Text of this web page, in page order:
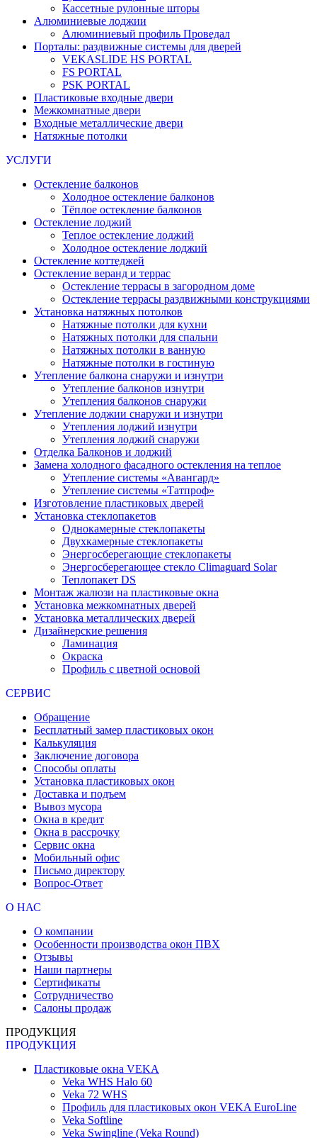
Кассетные рулонные шторы
Алюминиевые лоджии
Алюминиевый профиль Проведал
Порталы: раздвижные системы для дверей
VEKASLIDE HS PORTAL
FS PORTAL
PSK PORTAL
Пластиковые входные двери
Межкомнатные двери
Входные металлические двери
Натяжные потолки
УСЛУГИ
Остекление балконов
Холодное остекление балконов
Тёплое остекление балконов
Остекление лоджий
Теплое остекление лоджий
Холодное остекление лоджий
Остекление коттеджей
Остекление веранд и террас
Остекление террасы в загородном доме
Остекление террасы раздвижными конструкциями
Установка натяжных потолков
Натяжные потолки для кухни
Натяжных потолки для спальни
Натяжных потолки в ванную
Натяжные потолки в гостиную
Утепление балкона снаружи и изнутри
Утепление балконов изнутри
Утепления балконов снаружи
Утепление лоджии снаружи и изнутри
Утепления лоджий изнутри
Утепления лоджий снаружи
Отделка Балконов и лоджий
Замена холодного фасадного остекления на теплое
Утепление системы «Авангард»
Утепление системы «Татпроф»
Изготовление пластиковых дверей
Установка стеклопакетов
Однокамерные стеклопакеты
Двухкамерные стеклопакеты
Энергосберегающие стеклопакеты
Энергосберегающее стекло Climaguard Solar
Теплопакет DS
Монтаж жалюзи на пластиковые окна
Установка межкомнатных дверей
Установка металлических дверей
Дизайнерские решения
Ламинация
Окраска
Профиль с цветной основой
СЕРВИС
Обращение
Бесплатный замер пластиковых окон
Калькуляция
Заключение договора
Способы оплаты
Установка пластиковых окон
Доставка и подъем
Вывоз мусора
Окна в кредит
Окна в рассрочку
Сервис окна
Мобильный офис
Письмо директору
Вопрос-Ответ
О НАС
О компании
Особенности производства окон ПВХ
Отзывы
Наши партнеры
Сертификаты
Сотрудничество
Салоны продаж
ПРОДУКЦИЯ
ПРОДУКЦИЯ
Пластиковые окна VEKA
Veka WHS Halo 60
Veka 72 WHS
Профиль для пластиковых окон VEKA EuroLine
Veka Softline
Veka Swingline (Veka Round)